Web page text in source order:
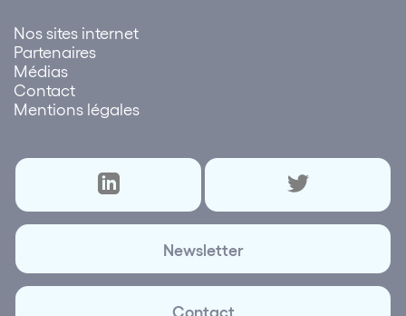
Nos sites internet
Partenaires
Médias
Contact
Mentions légales
Newsletter
Contact